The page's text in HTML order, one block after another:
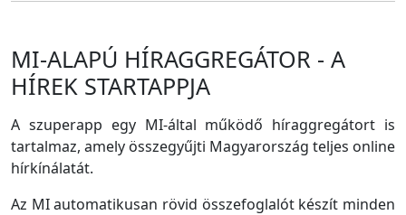
MI-ALAPÚ HÍRAGGREGÁTOR - A
HÍREK STARTAPPJA
A szuperapp egy MI-által működő híraggregátort is
tartalmaz, amely összegyűjti Magyarország teljes online
hírkínálatát.
Az MI automatikusan rövid összefoglalót készít minden